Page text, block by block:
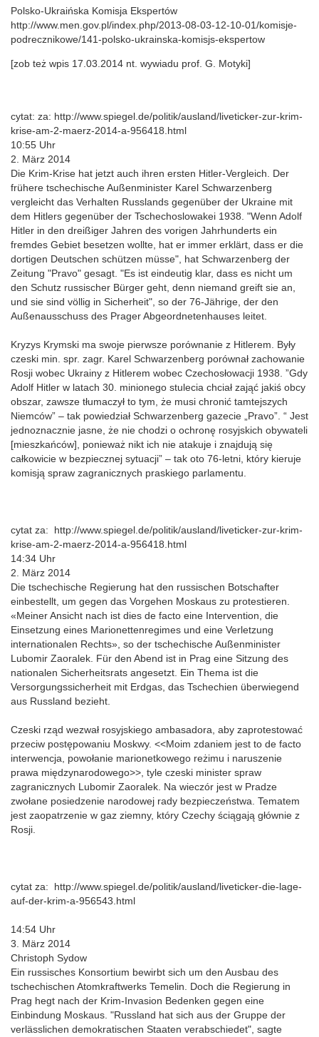
Polsko-Ukraińska Komisja Ekspertów
http://www.men.gov.pl/index.php/2013-08-03-12-10-01/komisje-
podrecznikowe/141-polsko-ukrainska-komisjs-ekspertow
[zob też wpis 17.03.2014 nt. wywiadu prof. G. Motyki]
cytat: za: http://www.spiegel.de/politik/ausland/liveticker-zur-krim-
krise-am-2-maerz-2014-a-956418.html
10:55 Uhr
2. März 2014
Die Krim-Krise hat jetzt auch ihren ersten Hitler-Vergleich. Der
frühere tschechische Außenminister Karel Schwarzenberg
vergleicht das Verhalten Russlands gegenüber der Ukraine mit
dem Hitlers gegenüber der Tschechoslowakei 1938. "Wenn Adolf
Hitler in den dreißiger Jahren des vorigen Jahrhunderts ein
fremdes Gebiet besetzen wollte, hat er immer erklärt, dass er die
dortigen Deutschen schützen müsse", hat Schwarzenberg der
Zeitung "Pravo" gesagt. "Es ist eindeutig klar, dass es nicht um
den Schutz russischer Bürger geht, denn niemand greift sie an,
und sie sind völlig in Sicherheit", so der 76-Jährige, der den
Außenausschuss des Prager Abgeordnetenhauses leitet.
Kryzys Krymski ma swoje pierwsze porównanie z Hitlerem. Były
czeski min. spr. zagr. Karel Schwarzenberg porównał zachowanie
Rosji wobec Ukrainy z Hitlerem wobec Czechosłowacji 1938. ”Gdy
Adolf Hitler w latach 30. minionego stulecia chciał zająć jakiś obcy
obszar, zawsze tłumaczył to tym, że musi chronić tamtejszych
Niemców” – tak powiedział Schwarzenberg gazecie „Pravo”. “ Jest
jednoznacznie jasne, że nie chodzi o ochronę rosyjskich obywateli
[mieszkańców], ponieważ nikt ich nie atakuje i znajdują się
całkowicie w bezpiecznej sytuacji” – tak oto 76-letni, który kieruje
komisją spraw zagranicznych praskiego parlamentu.
cytat za: http://www.spiegel.de/politik/ausland/liveticker-zur-krim-
krise-am-2-maerz-2014-a-956418.html
14:34 Uhr
2. März 2014
Die tschechische Regierung hat den russischen Botschafter
einbestellt, um gegen das Vorgehen Moskaus zu protestieren.
«Meiner Ansicht nach ist dies de facto eine Intervention, die
Einsetzung eines Marionettenregimes und eine Verletzung
internationalen Rechts», so der tschechische Außenminister
Lubomir Zaoralek. Für den Abend ist in Prag eine Sitzung des
nationalen Sicherheitsrats angesetzt. Ein Thema ist die
Versorgungssicherheit mit Erdgas, das Tschechien überwiegend
aus Russland bezieht.
Czeski rząd wezwał rosyjskiego ambasadora, aby zaprotestować
przeciw postępowaniu Moskwy. <<Moim zdaniem jest to de facto
interwencja, powołanie marionetkowego reżimu i naruszenie
prawa międzynarodowego>>, tyle czeski minister spraw
zagranicznych Lubomir Zaoralek. Na wieczór jest w Pradze
zwołane posiedzenie narodowej rady bezpieczeństwa. Tematem
jest zaopatrzenie w gaz ziemny, który Czechy ściągają głównie z
Rosji.
cytat za: http://www.spiegel.de/politik/ausland/liveticker-die-lage-
auf-der-krim-a-956543.html
14:54 Uhr
3. März 2014
Christoph Sydow
Ein russisches Konsortium bewirbt sich um den Ausbau des
tschechischen Atomkraftwerks Temelin. Doch die Regierung in
Prag hegt nach der Krim-Invasion Bedenken gegen eine
Einbindung Moskaus. "Russland hat sich aus der Gruppe der
verlässlichen demokratischen Staaten verabschiedet", sagte